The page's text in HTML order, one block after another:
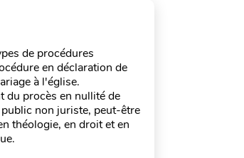
de procédures
en déclaration de
à l'église.
du procès en nullité de
non juriste, peut-être
théologie, en droit et en